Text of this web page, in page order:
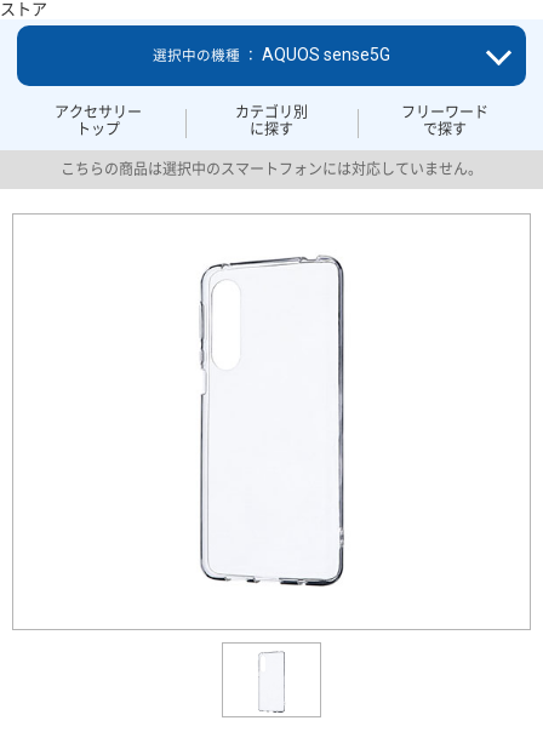
ストア
アクセサリー
トップ
カテゴリ別
に探す
フリーワード
で探す
選択中の機種 ： AQUOS sense5G
こちらの商品は選択中のスマートフォンには対応していません。